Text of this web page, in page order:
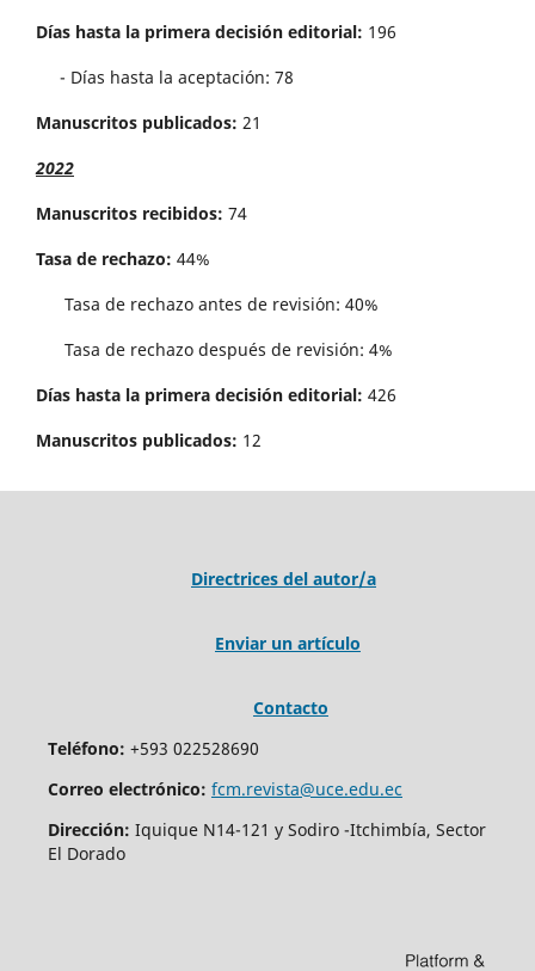
Días hasta la primera decisión editorial: 196
- Días hasta la aceptación: 78
Manuscritos publicados: 21
2022
Manuscritos recibidos: 74
Tasa de rechazo: 44%
Tasa de rechazo antes de revisi´on: 40%
Tasa de rechazo después de revisión: 4%
Días hasta la primera decisión editorial: 426
Manuscritos publicados: 12
Directrices del autor/a
Enviar un artículo
Contacto
Teléfono: +593 022528690
Correo electrónico: fcm.revista@uce.edu.ec
Dirección: Iquique N14-121 y Sodiro -Itchimbía, Sector
El Dorado